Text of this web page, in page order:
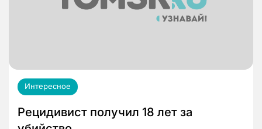
Интересное
Рецидивист получил 18 лет за